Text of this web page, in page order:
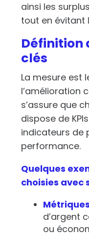
ainsi les
tout en évitant
Définition
clés
La mesure est
l’amélioration
s’assure que
dispose de
indicateurs de
performance.
Quelques
choisies avec
d’argent
ou